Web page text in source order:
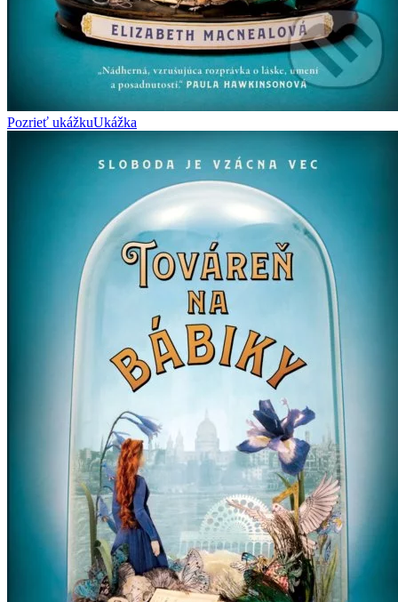
Pozrieť ukážkuUkážka